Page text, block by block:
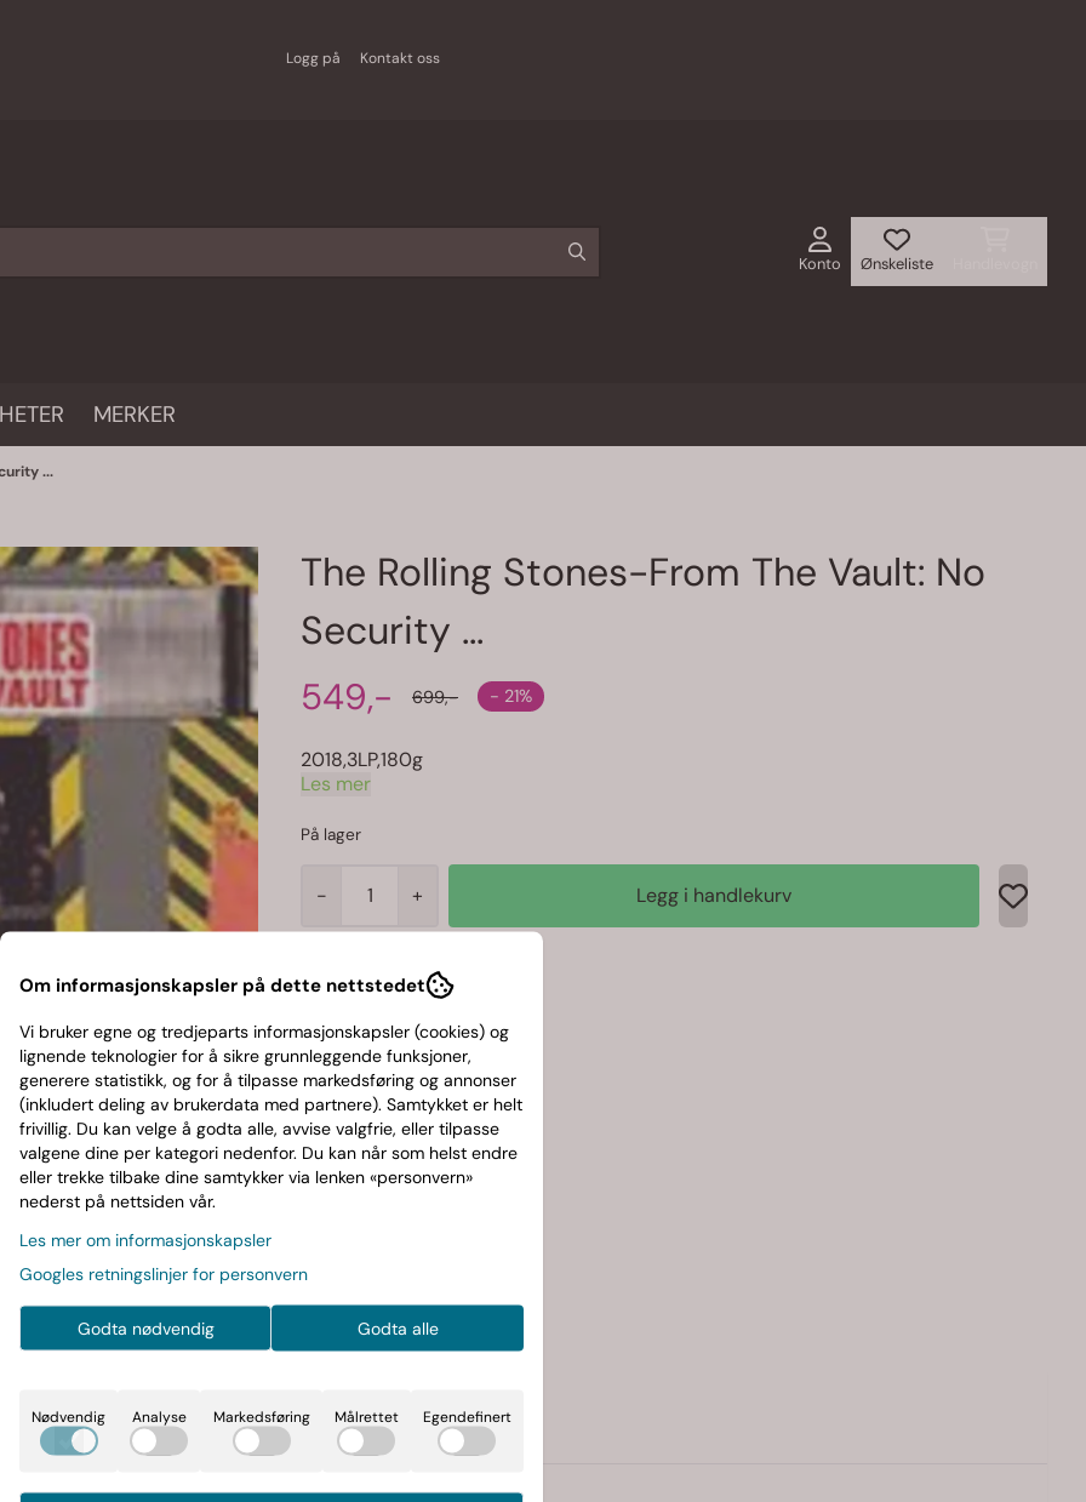
Logg på Kontakt oss
Konto Ønskeliste
MERKER
...
The Rolling Stones-From The Vault: No
Security ...
549,- 699,- - 21%
2018,3LP,180g
Les mer
På lager
- +
Om informasjonskapsler på dette nettstedet
Vi bruker egne og tredjeparts informasjonskapsler (cookies) og
lignende teknologier for å sikre grunnleggende funksjoner,
generere statistikk, og for å tilpasse markedsføring og annonser
(inkludert deling av brukerdata med partnere). Samtykket er helt
frivillig. Du kan velge å godta alle, avvise valgfrie, eller tilpasse
valgene dine per kategori nedenfor. Du kan når som helst endre
eller trekke tilbake dine samtykker via lenken «personvern»
nederst på nettsiden vår.
Les mer om informasjonskapsler
Googles retningslinjer for personvern
Godta nødvendig Godta alle
Nødvendig Analyse Markedsføring Målrettet Egendefinert